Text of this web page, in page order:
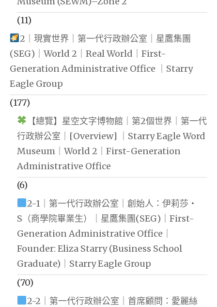
(11)
2｜現實世界｜第一代行政辦公室｜星鷹集團
(SEG)｜World 2｜Real World｜First-
Generation Administrative Office ｜Starry
Eagle Group
(177)
【總覽】星空文字博物館｜第2個世界｜第一代
行政辦公室｜[Overview] ｜Starry Eagle Word
Museum｜World 2｜First-Generation
Administrative Office
(6)
2-1｜第一代行政辦公室｜創始人：伊莉莎・
S（商學院畢業生）｜星鷹集團(SEG)｜First-
Generation Administrative Office｜
Founder: Eliza Starry (Business School
Graduate)｜Starry Eagle Group
(70)
2-2｜第一代行政辦公室｜首席顧問：愛麗絲